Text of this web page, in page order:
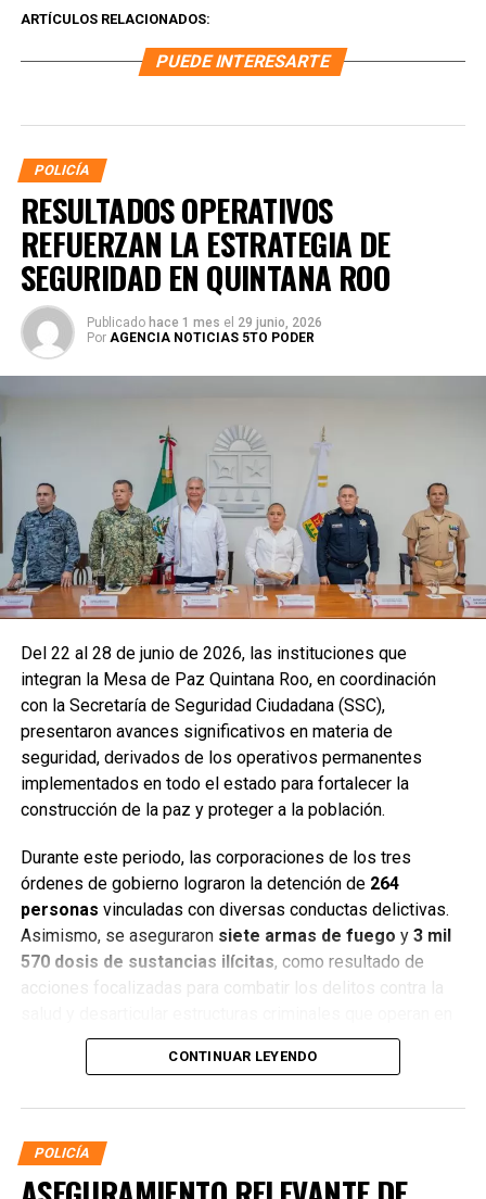
ARTÍCULOS RELACIONADOS:
PUEDE INTERESARTE
POLICÍA
RESULTADOS OPERATIVOS
REFUERZAN LA ESTRATEGIA DE
SEGURIDAD EN QUINTANA ROO
Publicado hace 1 mes el 29 junio, 2026
Por AGENCIA NOTICIAS 5TO PODER
Del 22 al 28 de junio de 2026, las instituciones que
integran la Mesa de Paz Quintana Roo, en coordinación
con la Secretaría de Seguridad Ciudadana (SSC),
presentaron avances significativos en materia de
seguridad, derivados de los operativos permanentes
implementados en todo el estado para fortalecer la
construcción de la paz y proteger a la población.
Durante este periodo, las corporaciones de los tres
órdenes de gobierno lograron la detención de 264
personas vinculadas con diversas conductas delictivas.
Asimismo, se aseguraron siete armas de fuego y 3 mil
570 dosis de sustancias ilícitas, como resultado de
acciones focalizadas para combatir los delitos contra la
distintos municipios.
CONTINUAR LEYENDO
POLICÍA